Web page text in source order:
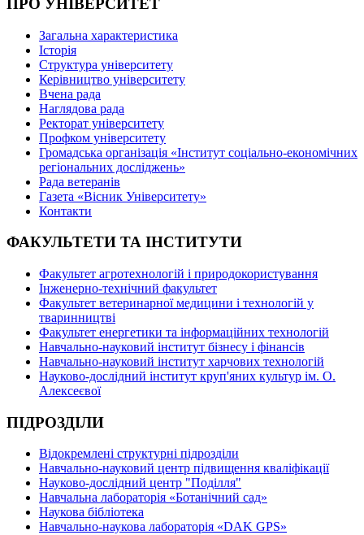
ПРО УНІВЕРСИТЕТ
Загальна характеристика
Історія
Структура університету
Керівництво університету
Вчена рада
Наглядова рада
Ректорат університету
Профком університету
Громадська організація «Інститут соціально-економічних
регіональних досліджень»
Рада ветеранів
Газета «Вісник Університету»
Контакти
ФАКУЛЬТЕТИ ТА ІНСТИТУТИ
Факультет агротехнологій і природокористування
Інженерно-технічний факультет
Факультет ветеринарної медицини і технологій у
тваринництві
Факультет енергетики та інформаційних технологій
Навчально-науковий інститут бізнесу і фінансів
Навчально-науковий інститут харчових технологій
Науково-дослідний інститут круп'яних культур ім. О.
Алексеєвої
ПІДРОЗДІЛИ
Відокремлені структурні підрозділи
Навчально-науковий центр підвищення кваліфікації
Науково-дослідний центр "Поділля"
Навчальна лабораторія «Ботанічний сад»
Наукова бібліотека
Навчально-наукова лабораторія «DAK GPS»